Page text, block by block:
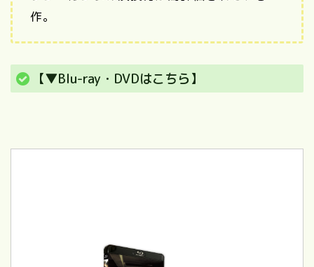
作。
【▼Blu-ray・DVDはこちら】